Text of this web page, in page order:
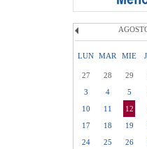
LUN MAR MIE
27 28 29
3
4 5
10
11 12
17
18 19
24
25 26